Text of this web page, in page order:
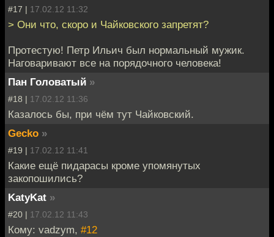
#17 | 17.02.12 11:32
> Они что, скоро и Чайковского запретят?
Протестую! Петр Ильич был нормальный мужик.
Наговаривают все на порядочного человека!
Пан Головатый »
#18 | 17.02.12 11:36
Казалось бы, при чём тут Чайковский.
Gecko »
#19 | 17.02.12 11:41
Какие ещё пидарасы кроме упомянутых
закопошились?
KatyKat »
#20 | 17.02.12 11:43
Кому: vadzym, #12